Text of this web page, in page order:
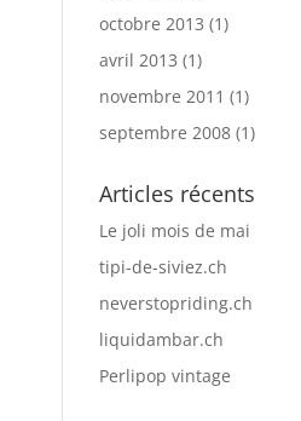
octobre 2013 (1)
avril 2013 (1)
novembre 2011 (1)
septembre 2008 (1)
Articles récents
Le joli mois de mai
tipi-de-siviez.ch
neverstopriding.ch
liquidambar.ch
Perlipop vintage